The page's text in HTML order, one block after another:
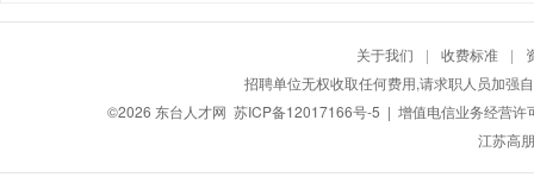
关于我们 | 收费标准 |
招聘单位无权收取任何费用,请求职人员加强
©2026 东台人才网 苏ICP备12017166号-5 | 增值电信业务经营
江苏高